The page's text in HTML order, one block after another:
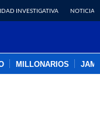
INVESTIGATIVA NOTICIAS
MILLONARIOS